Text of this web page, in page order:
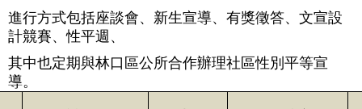
進行方式包括座談會、新生宣導、有獎徵答、文宣設
計競賽、性平週、
其中也定期與林口區公所合作辦理社區性別平等宣
導。